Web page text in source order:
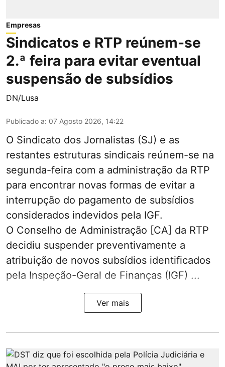
Empresas
Sindicatos e RTP reúnem-se
2.ª feira para evitar eventual
suspensão de subsídios
DN/Lusa
Publicado a: 07 Agosto 2026, 14:22
O Sindicato dos Jornalistas (SJ) e as
restantes estruturas sindicais reúnem-se na
segunda-feira com a administração da RTP
para encontrar novas formas de evitar a
interrupção do pagamento de subsídios
considerados indevidos pela IGF.
O Conselho de Administração [CA] da RTP
decidiu suspender preventivamente a
atribuição de novos subsídios identificados
pela Inspeção-Geral de Finanças (IGF) ...
Ver mais